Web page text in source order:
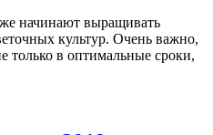
начинают выращивать
культур. Очень важно,
только в оптимальные сроки,